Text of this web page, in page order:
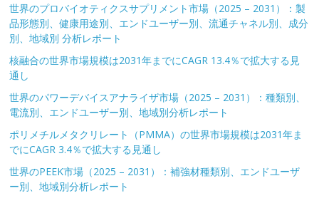
世界のプロバイオティクスサプリメント市場（2025 – 2031）：製
品形態別、健康用途別、エンドユーザー別、流通チャネル別、成分
別、地域別 分析レポート
核融合の世界市場規模は2031年までにCAGR 13.4％で拡大する見
通し
世界のパワーデバイスアナライザ市場（2025 – 2031）：種類別、
電流別、エンドユーザー別、地域別分析レポート
ポリメチルメタクリレート（PMMA）の世界市場規模は2031年ま
でにCAGR 3.4％で拡大する見通し
世界のPEEK市場（2025 – 2031）：補強材種類別、エンドユーザ
ー別、地域別分析レポート